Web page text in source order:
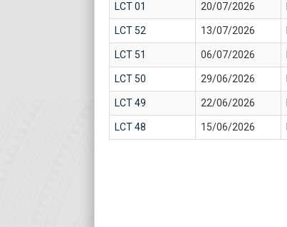
LCT 01 20/07/2026
LCT 52 13/07/2026
LCT 51 06/07/2026
LCT 50 29/06/2026
LCT 49 22/06/2026
LCT 48 15/06/2026